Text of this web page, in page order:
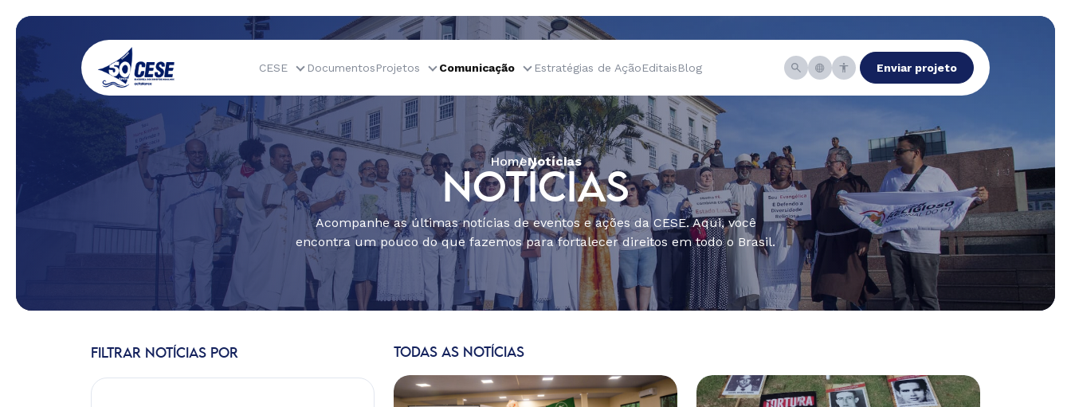
CESE DocumentosProjetos Comunicação Estratégias de AçãoEditaisBlog Enviar projeto
HomeNotícias
NOTÍCIAS
Acompanhe as últimas notícias de eventos e ações da CESE. Aqui, você
encontra um pouco do que fazemos para fortalecer direitos em todo o Brasil.
FILTRAR NOTÍCIAS POR TODAS AS NOTÍCIAS